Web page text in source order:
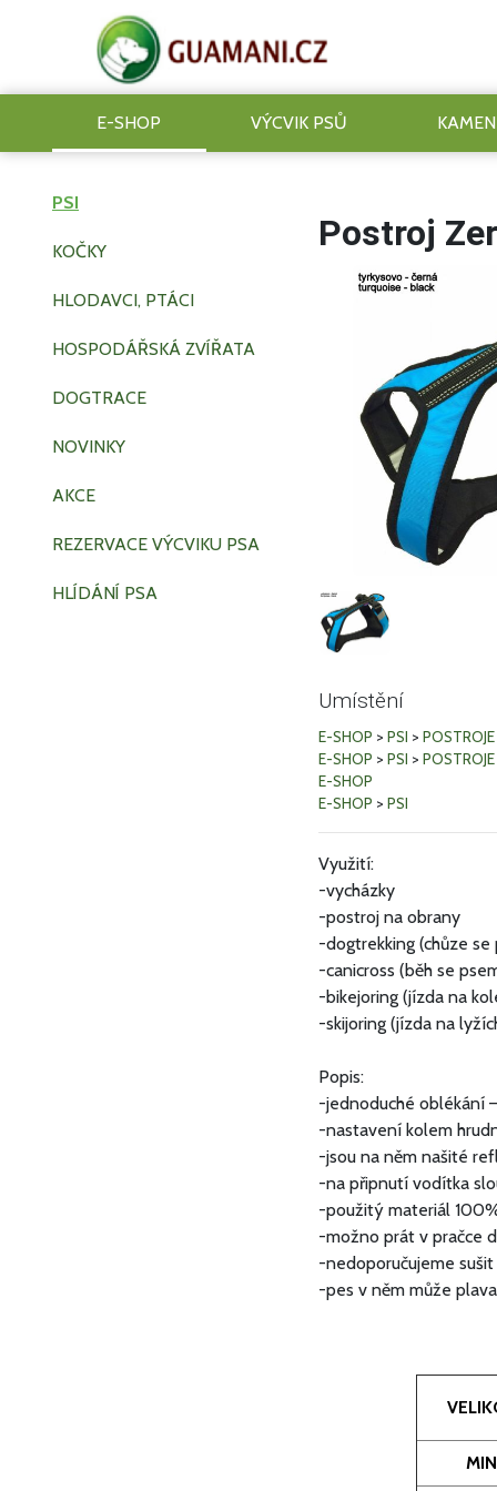
E-SHOP VÝCVIK PSŮ
PSI
KOČKY
HLODAVCI, PTÁCI
HOSPODÁŘSKÁ ZVÍŘATA
DOGTRACE
NOVINKY
AKCE
REZERVACE VÝCVIKU PSA
HLÍDÁNÍ PSA
Postroj
Umístění
E-SHOP > PSI > POSTROJE
E-SHOP > PSI > POSTROJE
E-SHOP
E-SHOP > PSI
Využití:
-vycházky
-postroj na obrany
-dogtrekking (chůze se
-canicross (běh se
-bikejoring (jízda na
-skijoring (jízda na
Popis:
-jednoduché oblékání
-nastavení kolem
-jsou na něm našité
-na připnutí vodítka
-použitý materiál
-možno prát v pračce
-nedoporučujeme sušit
-pes v něm může